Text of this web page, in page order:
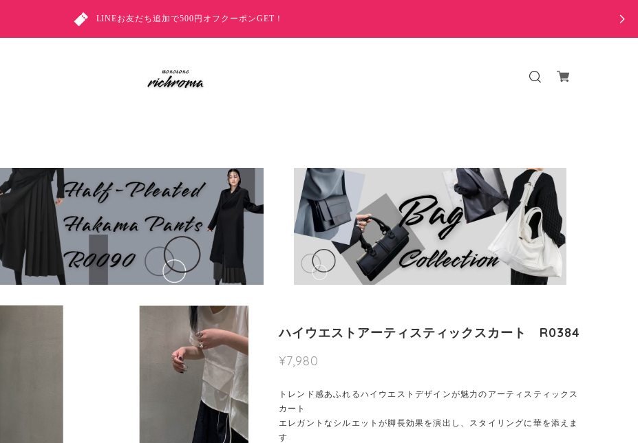
LINEお友だち追加で500円オフクーポンGET！
ハイウエストアーティスティックスカート R0384
¥7,980
トレンド感あふれるハイウエストデザインが魅力のアーティスティックス
カート
エレガントなシルエットが脚長効果を演出し、スタイリングに華を添えま
す